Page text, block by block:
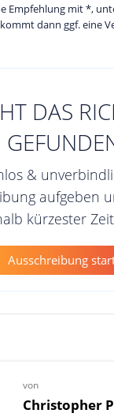
Empfehlung mit *,
dann ggf. eine
DAS
&
aufgeben
kürzester
Ausschreibung
von
Christopher